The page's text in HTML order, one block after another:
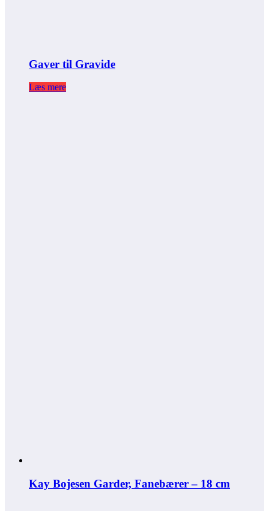
Gaver til Gravide
Læs mere
Kay Bojesen Garder, Fanebærer – 18 cm